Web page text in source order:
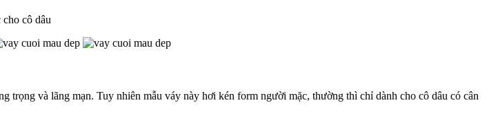
cô dâu
trọng và lãng mạn. Tuy nhiên mẫu váy này hơi kén form người mặc, thường thì chỉ dành cho cô dâu có cân